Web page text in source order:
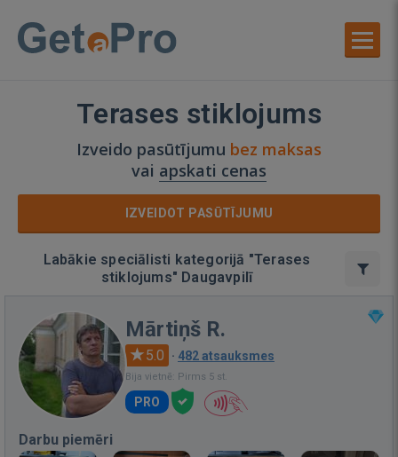
Terases stiklojums
Izveido pasūtījumu bez maksas
vai apskati cenas
IZVEIDOT PASŪTĪJUMU
Labākie speciālisti kategorijā "Terases
stiklojums" Daugavpilī
Mārtiņš R.
5.0 · 482 atsauksmes
Bija vietnē: Pirms 5 st.
PRO
Darbu piemēri